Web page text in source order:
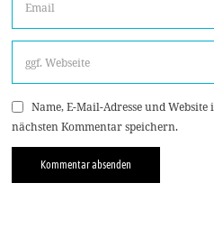
Name, E-Mail-Adresse und
nächsten Kommentar speichern.